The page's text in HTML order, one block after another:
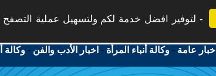
لتوفير افضل خدمة لكم ولتسهيل عملية
أخبار عامة -وكالة أنباء المرأة - اخبار الأدب والفن -وكالة